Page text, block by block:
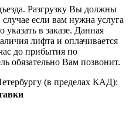
Разгрузку Вы должны
если вам нужна услуга
в заказе. Данная
лифта и оплачивается
до прибытия по
обязательно Вам позвонит.
(в пределах КАД):